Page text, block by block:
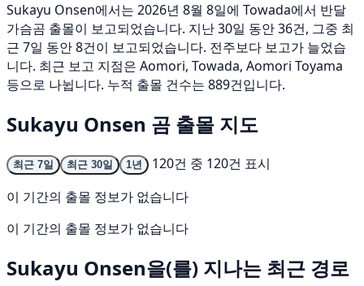
Sukayu Onsen에서는 2026년 8월 8일에 Towada에서 반달
가슴곰 출몰이 보고되었습니다. 지난 30일 동안 36건, 그중 최
근 7일 동안 8건이 보고되었습니다. 전주보다 보고가 늘었습
니다. 최근 보고 지점은 Aomori, Towada, Aomori Toyama
등으로 나뉩니다. 누적 출몰 건수는 889건입니다.
Sukayu Onsen 곰 출몰 지도
최근 7일 최근 30일 1년
120건 중 120건 표시
이 기간의 출몰 정보가 없습니다
이 기간의 출몰 정보가 없습니다
Sukayu Onsen을(를) 지나는 최근 경로